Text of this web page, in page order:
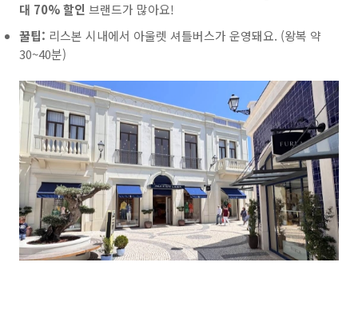
대 70% 할인 브랜드가 많아요!
꿀팁: 리스본 시내에서 아울렛 셔틀버스가 운영돼요. (왕복 약
30~40분)